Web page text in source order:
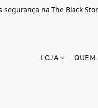
segurança na The Black
LOJA QUEM